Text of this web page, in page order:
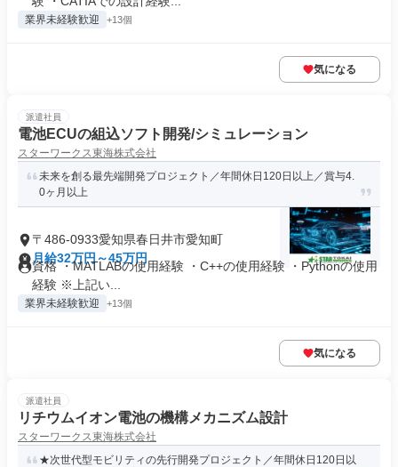
業界未経験歓迎 +13個
気になる
派遣社員
電池ECUの組込ソフト開発/シミュレーション
スターワークス東海株式会社
未来を創る最先端開発プロジェクト／年間休日120日以上／賞与4.
0ヶ月以上
〒486-0933愛知県春日井市愛知町
月給32万円～45万円
資格 ・MATLABの使用経験 ・C++の使用経験 ・Pythonの使用
経験 ※上記い...
業界未経験歓迎 +13個
気になる
派遣社員
リチウムイオン電池の機構メカニズム設計
スターワークス東海株式会社
★次世代型モビリティの先行開発プロジェクト／年間休日120日以